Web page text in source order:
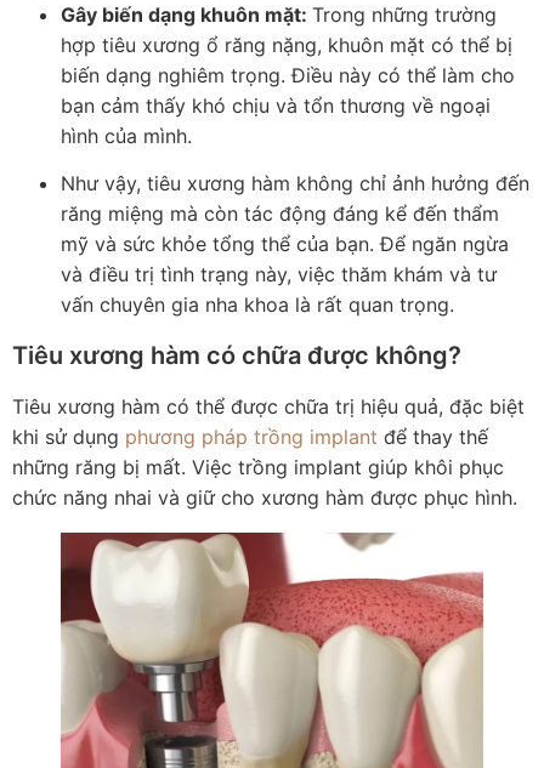
Gây biến dạng khuôn mặt: Trong những trường
hợp tiêu xương ổ răng nặng, khuôn mặt có thể bị
biến dạng nghiêm trọng. Điều này có thể làm cho
bạn cảm thấy khó chịu và tổn thương về ngoại
hình của mình.
Như vậy, tiêu xương hàm không chỉ ảnh hưởng đến
răng miệng mà còn tác động đáng kể đến thẩm
mỹ và sức khỏe tổng thể của bạn. Để ngăn ngừa
và điều trị tình trạng này, việc thăm khám và tư
vấn chuyên gia nha khoa là rất quan trọng.
Tiêu xương hàm có chữa được không?
Tiêu xương hàm có thể được chữa trị hiệu quả, đặc biệt
khi sử dụng phương pháp trồng implant để thay thế
những răng bị mất. Việc trồng implant giúp khôi phục
chức năng nhai và giữ cho xương hàm được phục hình.